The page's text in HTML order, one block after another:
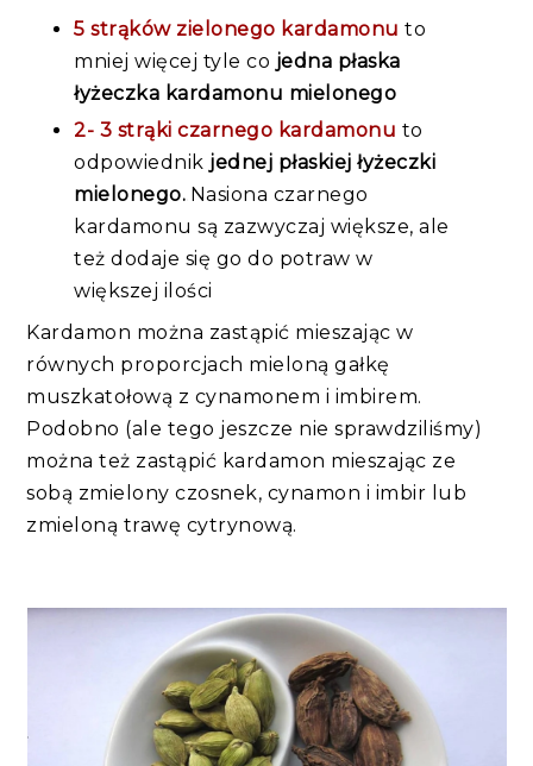
5 strąków zielonego kardamonu to
mniej więcej tyle co jedna płaska
łyżeczka kardamonu mielonego
2- 3 strąki czarnego kardamonu to
odpowiednik jednej płaskiej łyżeczki
mielonego. Nasiona czarnego
kardamonu są zazwyczaj większe, ale
też dodaje się go do potraw w
większej ilości
Kardamon można zastąpić mieszając w
równych proporcjach mieloną gałkę
muszkatołową z cynamonem i imbirem.
Podobno (ale tego jeszcze nie sprawdziliśmy)
można też zastąpić kardamon mieszając ze
sobą zmielony czosnek, cynamon i imbir lub
zmieloną trawę cytrynową.